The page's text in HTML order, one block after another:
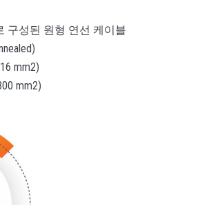
구성된 원형 연선 케이블
mm2)
mm2)